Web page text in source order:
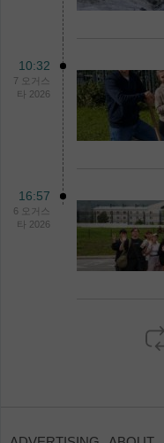
10:32
7 오거스
타 2026
16:57
6 오거스
타 2026